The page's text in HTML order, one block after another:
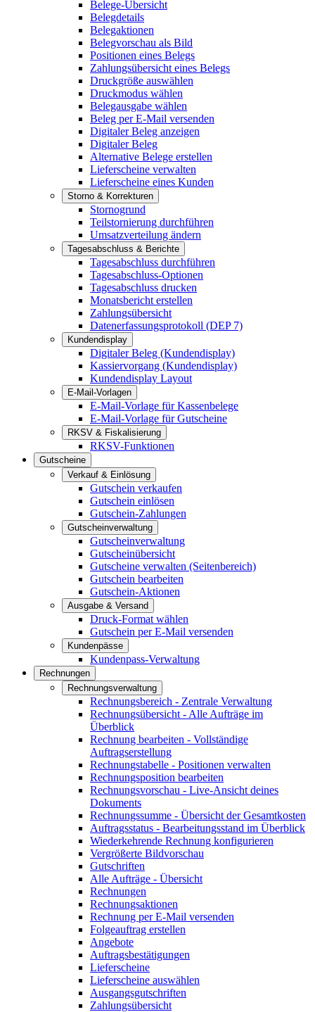
Belege-Übersicht
Belegdetails
Belegaktionen
Belegvorschau als Bild
Positionen eines Belegs
Zahlungsübersicht eines Belegs
Druckgröße auswählen
Druckmodus wählen
Belegausgabe wählen
Beleg per E-Mail versenden
Digitaler Beleg anzeigen
Digitaler Beleg
Alternative Belege erstellen
Lieferscheine verwalten
Lieferscheine eines Kunden
Storno & Korrekturen
Stornogrund
Teilstornierung durchführen
Umsatzverteilung ändern
Tagesabschluss & Berichte
Tagesabschluss durchführen
Tagesabschluss-Optionen
Tagesabschluss drucken
Monatsbericht erstellen
Zahlungsübersicht
Datenerfassungsprotokoll (DEP 7)
Kundendisplay
Digitaler Beleg (Kundendisplay)
Kassiervorgang (Kundendisplay)
Kundendisplay Layout
E-Mail-Vorlagen
E-Mail-Vorlage für Kassenbelege
E-Mail-Vorlage für Gutscheine
RKSV & Fiskalisierung
RKSV-Funktionen
Gutscheine
Verkauf & Einlösung
Gutschein verkaufen
Gutschein einlösen
Gutschein-Zahlungen
Gutscheinverwaltung
Gutscheinverwaltung
Gutscheinübersicht
Gutscheine verwalten (Seitenbereich)
Gutschein bearbeiten
Gutschein-Aktionen
Ausgabe & Versand
Druck-Format wählen
Gutschein per E-Mail versenden
Kundenpässe
Kundenpass-Verwaltung
Rechnungen
Rechnungsverwaltung
Rechnungsbereich - Zentrale Verwaltung
Rechnungsübersicht - Alle Aufträge im
Überblick
Rechnung bearbeiten - Vollständige
Auftragserstellung
Rechnungstabelle - Positionen verwalten
Rechnungsposition bearbeiten
Rechnungsvorschau - Live-Ansicht deines
Dokuments
Rechnungssumme - Übersicht der Gesamtkosten
Auftragsstatus - Bearbeitungsstand im Überblick
Wiederkehrende Rechnung konfigurieren
Vergrößerte Bildvorschau
Gutschriften
Alle Aufträge - Übersicht
Rechnungen
Rechnungsaktionen
Rechnung per E-Mail versenden
Folgeauftrag erstellen
Angebote
Auftragsbestätigungen
Lieferscheine
Lieferscheine auswählen
Ausgangsgutschriften
Zahlungsübersicht